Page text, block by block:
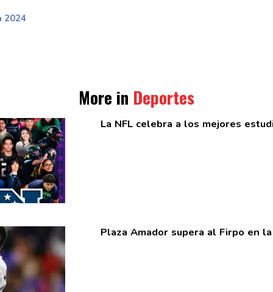
2024
More in Deportes
La NFL celebra a los mejores
Plaza Amador supera al Firpo en